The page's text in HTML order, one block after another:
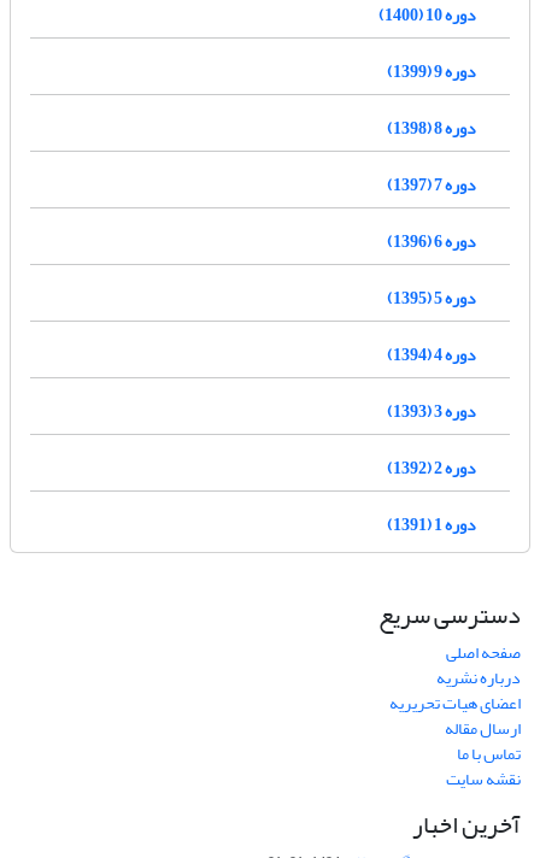
دوره 10 (1400)
دوره 9 (1399)
دوره 8 (1398)
دوره 7 (1397)
دوره 6 (1396)
دوره 5 (1395)
دوره 4 (1394)
دوره 3 (1393)
دوره 2 (1392)
دوره 1 (1391)
دسترسی سریع
صفحه اصلی
درباره نشریه
اعضای هیات تحریریه
ارسال مقاله
تماس با ما
نقشه سایت
آخرین اخبار